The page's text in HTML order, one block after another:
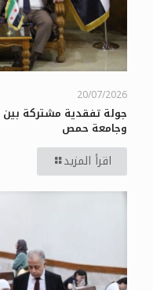
20/07/2026
جولة تفقدية مشتركة بين
وجامعة حمص
اقرأ المزيد